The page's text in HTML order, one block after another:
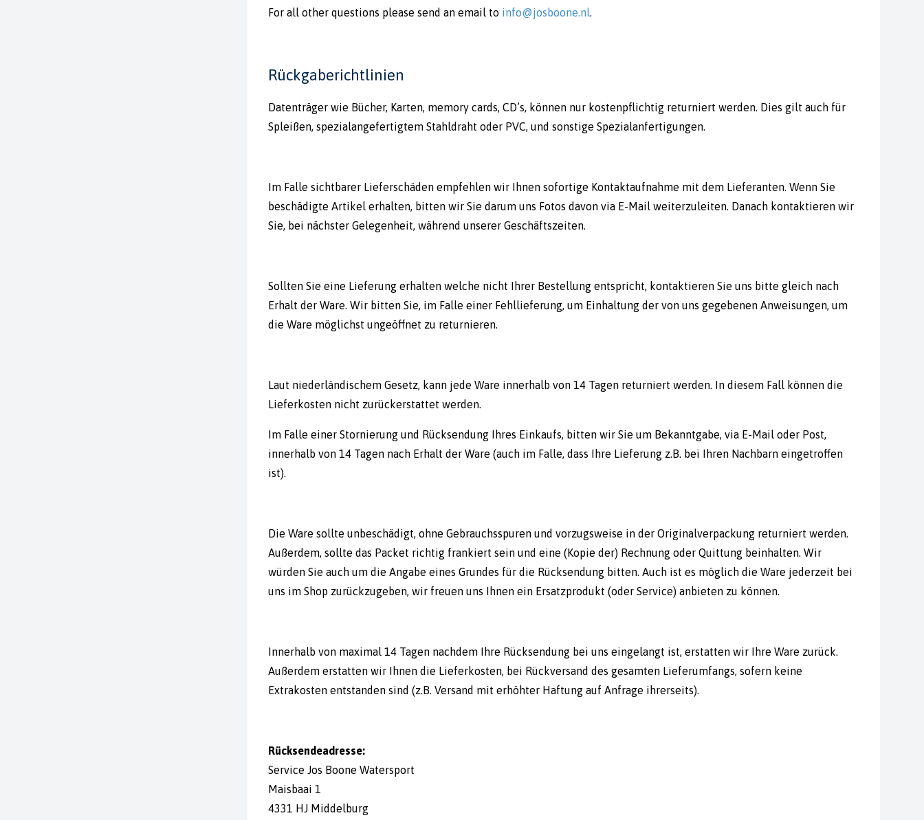
For all other questions please send an email to info@josboone.nl.
Rückgaberichtlinien
Datenträger wie Bücher, Karten, memory cards, CD’s, können nur kostenpflichtig returniert werden. Dies gilt auch für
Spleißen, spezialangefertigtem Stahldraht oder PVC, und sonstige Spezialanfertigungen.
Im Falle sichtbarer Lieferschäden empfehlen wir Ihnen sofortige Kontaktaufnahme mit dem Lieferanten. Wenn Sie
beschädigte Artikel erhalten, bitten wir Sie darum uns Fotos davon via E-Mail weiterzuleiten. Danach kontaktieren wir
Sie, bei nächster Gelegenheit, während unserer Geschäftszeiten.
Sollten Sie eine Lieferung erhalten welche nicht Ihrer Bestellung entspricht, kontaktieren Sie uns bitte gleich nach
Erhalt der Ware. Wir bitten Sie, im Falle einer Fehllieferung, um Einhaltung der von uns gegebenen Anweisungen, um
die Ware möglichst ungeöffnet zu returnieren.
Laut niederländischem Gesetz, kann jede Ware innerhalb von 14 Tagen returniert werden. In diesem Fall können die
Lieferkosten nicht zurückerstattet werden.
Im Falle einer Stornierung und Rücksendung Ihres Einkaufs, bitten wir Sie um Bekanntgabe, via E-Mail oder Post,
innerhalb von 14 Tagen nach Erhalt der Ware (auch im Falle, dass Ihre Lieferung z.B. bei Ihren Nachbarn eingetroffen
ist).
Die Ware sollte unbeschädigt, ohne Gebrauchsspuren und vorzugsweise in der Originalverpackung returniert werden.
Außerdem, sollte das Packet richtig frankiert sein und eine (Kopie der) Rechnung oder Quittung beinhalten. Wir
würden Sie auch um die Angabe eines Grundes für die Rücksendung bitten. Auch ist es möglich die Ware jederzeit bei
uns im Shop zurückzugeben, wir freuen uns Ihnen ein Ersatzprodukt (oder Service) anbieten zu können.
Innerhalb von maximal 14 Tagen nachdem Ihre Rücksendung bei uns eingelangt ist, erstatten wir Ihre Ware zurück.
Außerdem erstatten wir Ihnen die Lieferkosten, bei Rückversand des gesamten Lieferumfangs, sofern keine
Extrakosten entstanden sind (z.B. Versand mit erhöhter Haftung auf Anfrage ihrerseits).
Rücksendeadresse:
Service Jos Boone Watersport
Maisbaai 1
4331 HJ Middelburg